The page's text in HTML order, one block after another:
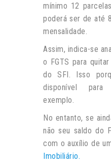
mínimo 12
poderá ser de até
mensalidade.
Assim, indica-se
o FGTS para
do SFI. Isso
disponível
exemplo.
No entanto, se
não seu saldo do
com o auxílio de
Imobiliário.